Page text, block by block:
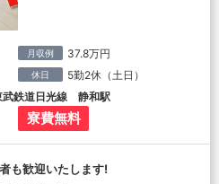
月収例 37.8万円
休日 5勤2休（土日）
武鉄道日光線 静和駅
寮費無料
も歓迎いたします!